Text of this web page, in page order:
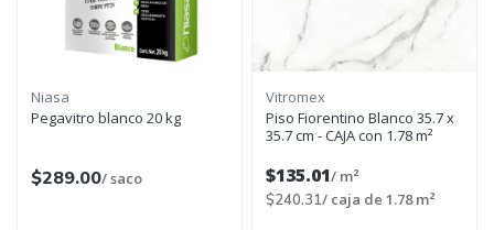
Niasa
Pegavitro blanco 20 kg
$289.00/ saco
Vitromex
Piso Fiorentino Blanco 35.7 x
35.7 cm - CAJA con 1.78 m²
$135.01/ m²
$240.31/ caja de 1.78 m²